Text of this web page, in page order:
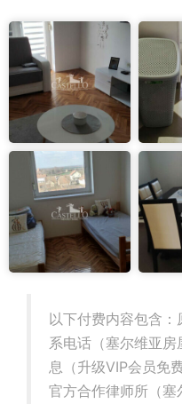
以下付费内容包含
系电话（塞尔维亚
息（升级VIP会员免
官方合作律师所（塞